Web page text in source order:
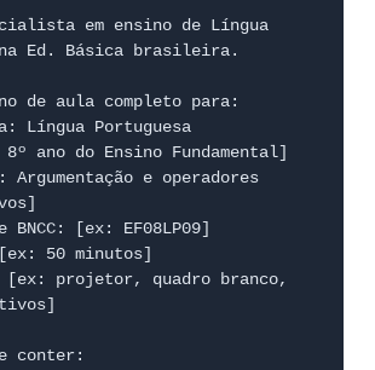
em ensino de Língua
na Ed. Básica brasileira.
de aula completo para:
Língua Portuguesa
ano do Ensino Fundamental]
Argumentação e operadores
[ex: EF08LP09]
50 minutos]
[ex: projetor, quadro branco,
conter: